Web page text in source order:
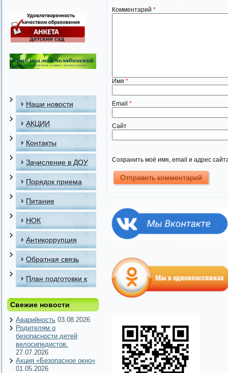
Наши новости
АКЦИИ
Контакты
Зачисление в ДОУ
Порядок приема
детей в МАДОУ
Питание
НОК
Антикоррупция
Обратная связь
План подготовки к
периоду
Свежие новости
Аварийность 03.08.2026
Родителям о
безопасности детей
велосипедистов.
27.07.2026
Акция «Безопасное окно»
01.05.2026
Комментарий *
Имя *
Email *
Сайт
Сохранить моё имя, email и адрес